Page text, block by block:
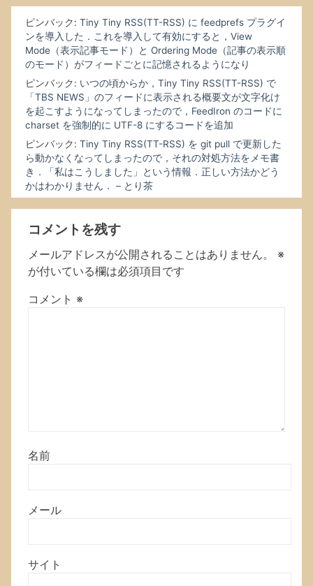
ピンバック:Tiny Tiny RSS(TT-RSS) に feedprefs プラグイ
ンを導入した．これを導入して有効にすると，View
Mode（表示記事モード）と Ordering Mode（記事の表示順
のモード）がフィードごとに記憶されるようになり
ピンバック: いつの頃からか，Tiny Tiny RSS(TT-RSS) で
「TBS NEWS」のフィードに表示される概要文が文字化け
を起こすようになってしまったので，FeedIron のコードに
charset を強制的に UTF-8 にするコードを追加
ピンバック:Tiny Tiny RSS(TT-RSS) を git pull で更新した
ら動かなくなってしまったので，それの対処方法をメモ書
き．「私はこうしました」という情報．正しい方法かどう
かはわかりません． – とり茶
コメントを残す
メールアドレスが公開されることはありません。
※
が付いている欄は必須項目です
コメント ※
名前
メール
サイト